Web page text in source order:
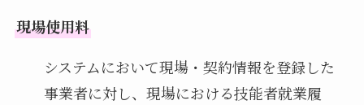
現場使用料
システムにおいて現場・契約情報を登録した
事業者に対し、現場における技能者就業履